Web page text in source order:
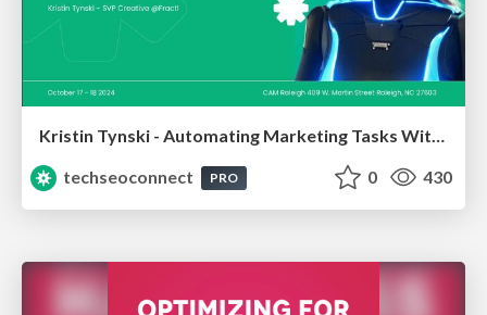
Kristin Tynski - Automating Marketing Tasks With AI
techseoconnect
PRO 0 430